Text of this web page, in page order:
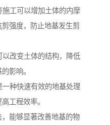
工可以增加土体的内摩
强度，防止地基发生剪
改变土体的结构，降低
影响。
种快速有效的地基处理
工程效率。
能够显著改善地基的物